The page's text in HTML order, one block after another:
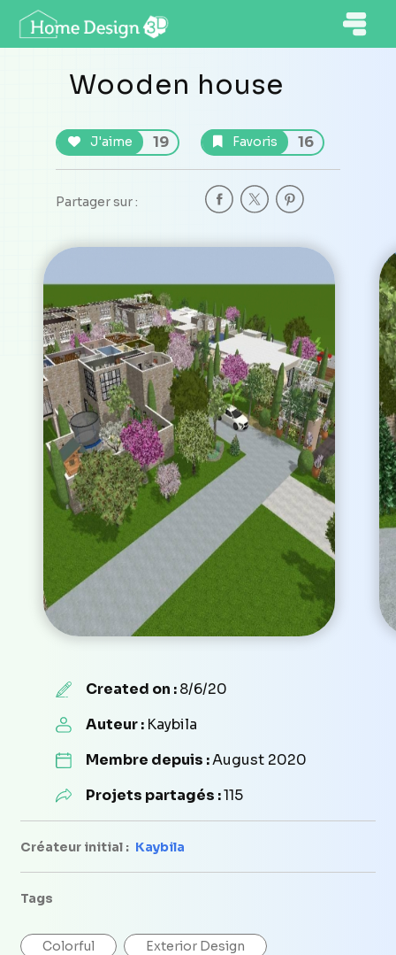
Wooden house
J'aime 19 Favoris 16
Partager sur :
Created on :8/6/20
Auteur : Kaybila
Membre depuis :August 2020
Projets partagés :115
Créateur initial : Kaybila
Tags
Colorful Exterior Design